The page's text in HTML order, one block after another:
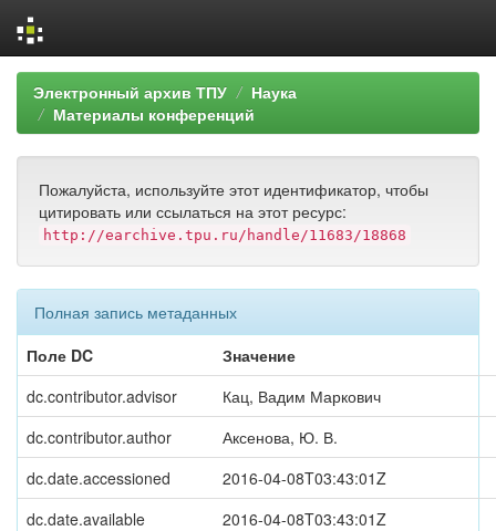
Skip
navigation
Электронный архив ТПУ
Наука
Материалы конференций
Пожалуйста, используйте этот идентификатор, чтобы
цитировать или ссылаться на этот ресурс:
http://earchive.tpu.ru/handle/11683/18868
Полная запись метаданных
Поле DC
Значение
dc.contributor.advisor
Кац, Вадим Маркович
dc.contributor.author
Аксенова, Ю. В.
dc.date.accessioned
2016-04-08T03:43:01Z
dc.date.available
2016-04-08T03:43:01Z